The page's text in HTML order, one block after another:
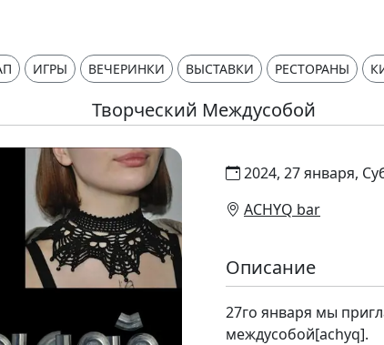
ИГРЫ ВЕЧЕРИНКИ ВЫСТАВКИ РЕСТОРАНЫ
Творческий Междусобой
2024, 27 января,
ACHYQ bar
Описание
27го января мы
междусобой[achyq].